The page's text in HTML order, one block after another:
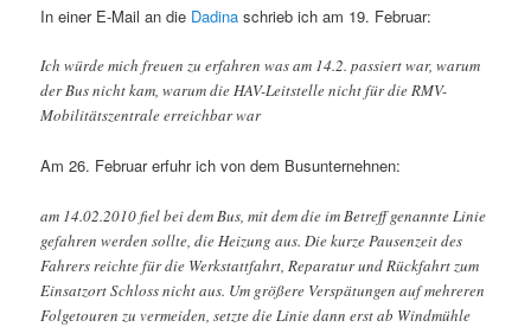
In einer E-Mail an die Dadina schrieb ich am 19. Februar:
Ich würde mich freuen zu erfahren was am 14.2. passiert war, warum
der Bus nicht kam, warum die HAV-Leitstelle nicht für die RMV-
Mobilitätszentrale erreichbar war
Am 26. Februar erfuhr ich von dem Busunternehnen:
am 14.02.2010 fiel bei dem Bus, mit dem die im Betreff genannte Linie
gefahren werden sollte, die Heizung aus. Die kurze Pausenzeit des
Fahrers reichte für die Werkstattfahrt, Reparatur und Rückfahrt zum
Einsatzort Schloss nicht aus. Um größere Verspätungen auf mehreren
Folgetouren zu vermeiden, setzte die Linie dann erst ab Windmühle